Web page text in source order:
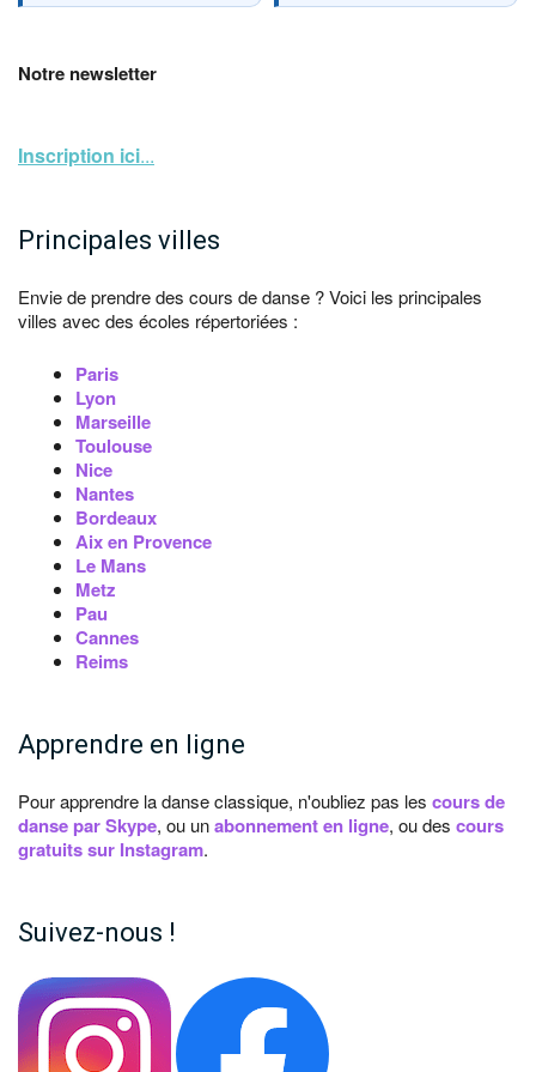
Notre newsletter
Inscription ici...
Principales villes
Envie de prendre des cours de danse ? Voici les principales
villes avec des écoles répertoriées :
Paris
Lyon
Marseille
Toulouse
Nice
Nantes
Bordeaux
Aix en Provence
Le Mans
Metz
Pau
Cannes
Reims
Apprendre en ligne
Pour apprendre la danse classique, n'oubliez pas les cours de
danse par Skype, ou unabonnement en ligne, ou des cours
gratuits sur Instagram.
Suivez-nous !